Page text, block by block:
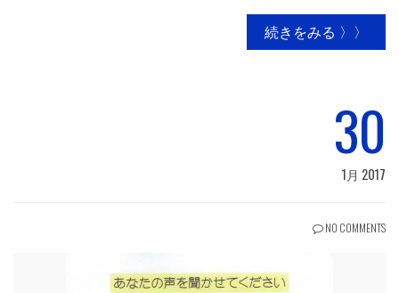
続きをみる 〉〉
30
1月 2017
NO COMMENTS